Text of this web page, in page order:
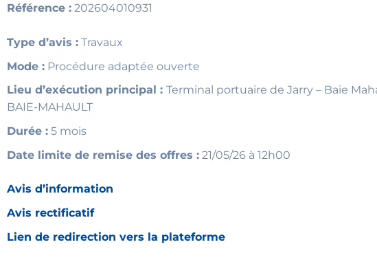
Référence : 202604010931
Type d’avis : Travaux
Mode : Procédure adaptée ouverte
Lieu d’exécution principal : Terminal portuaire de Jarry – Baie
BAIE-MAHAULT
Durée : 5 mois
Date limite de remise des offres : 21/05/26 à 12h00
Avis d’information
Avis rectificatif
Lien de redirection vers la plateforme